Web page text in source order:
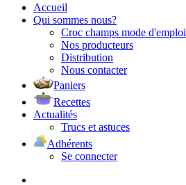
Accueil
Qui sommes nous?
Croc champs mode d'emploi
Nos producteurs
Distribution
Nous contacter
Paniers
Recettes
Actualités
Trucs et astuces
Adhérents
Se connecter